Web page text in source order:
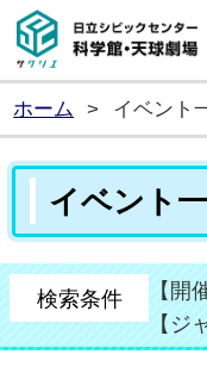
ホーム > イベント
イベント
検索条件
【開
【ジ